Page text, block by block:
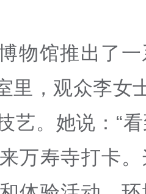
物馆推出了
里，观众李女
艺。她说：“
万寿寺打卡